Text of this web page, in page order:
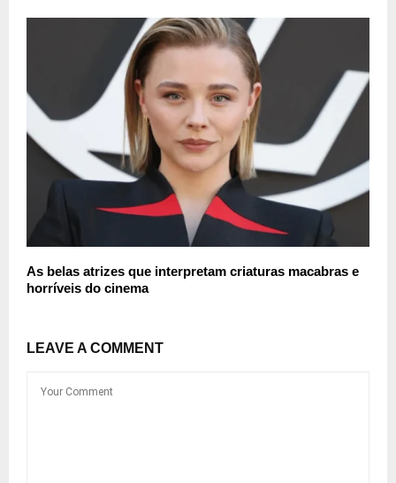
As belas atrizes que interpretam criaturas macabras e
horríveis do cinema
LEAVE A COMMENT